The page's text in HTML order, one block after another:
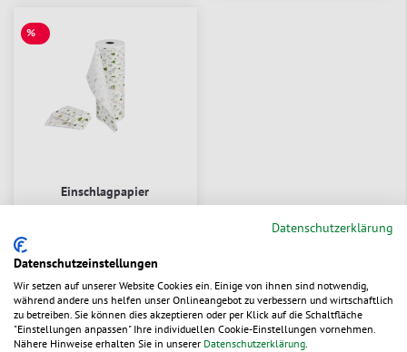
%
Einschlagpapier
WALDWEIHNACHT
ab CHF 5.104 / kg
lieferbar
Datenschutzerklärung
Datenschutzeinstellungen
Wir setzen auf unserer Website Cookies ein. Einige von ihnen sind notwendig,
während andere uns helfen unser Onlineangebot zu verbessern und wirtschaftlich
zu betreiben. Sie können dies akzeptieren oder per Klick auf die Schaltfläche
"Einstellungen anpassen" Ihre individuellen Cookie-Einstellungen vornehmen.
Nähere Hinweise erhalten Sie in unserer Datenschutzerklärung.